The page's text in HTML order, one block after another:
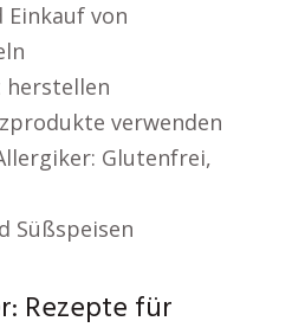
Einkauf von
herstellen
verwenden
Glutenfrei,
Süßspeisen
Rezepte für